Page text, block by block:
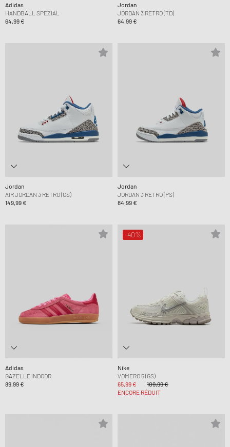
Adidas
HANDBALL SPEZIAL
64,99 €
Jordan
JORDAN 3 RETRO (TD)
64,99 €
Jordan
AIR JORDAN 3 RETRO (GS)
149,99 €
Jordan
JORDAN 3 RETRO (PS)
84,99 €
Adidas
GAZELLE INDOOR
89,99 €
-40%
Nike
VOMERO 5 (GS)
65,99 €
109,99 €
ENCORE RÉDUIT